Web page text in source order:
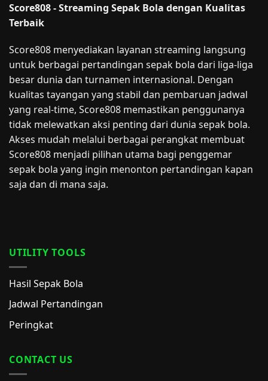
Score808 - Streaming Sepak Bola dengan Kualitas
Terbaik
Score808 menyediakan layanan streaming langsung
untuk berbagai pertandingan sepak bola dari liga-liga
besar dunia dan turnamen internasional. Dengan
kualitas tayangan yang stabil dan pembaruan jadwal
yang real-time, Score808 memastikan penggunanya
tidak melewatkan aksi penting dari dunia sepak bola.
Akses mudah melalui berbagai perangkat membuat
Score808 menjadi pilihan utama bagi penggemar
sepak bola yang ingin menonton pertandingan kapan
saja dan di mana saja.
UTILITY TOOLS
Hasil Sepak Bola
Jadwal Pertandingan
Peringkat
CONTACT US